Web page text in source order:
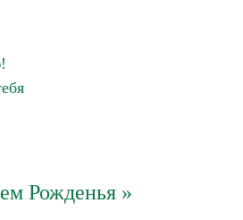
Рожденья »